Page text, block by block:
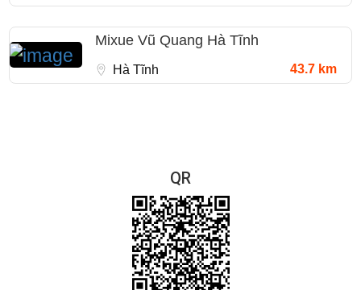
Mixue Vũ Quang Hà Tĩnh
Hà Tĩnh 43.7 km
QR